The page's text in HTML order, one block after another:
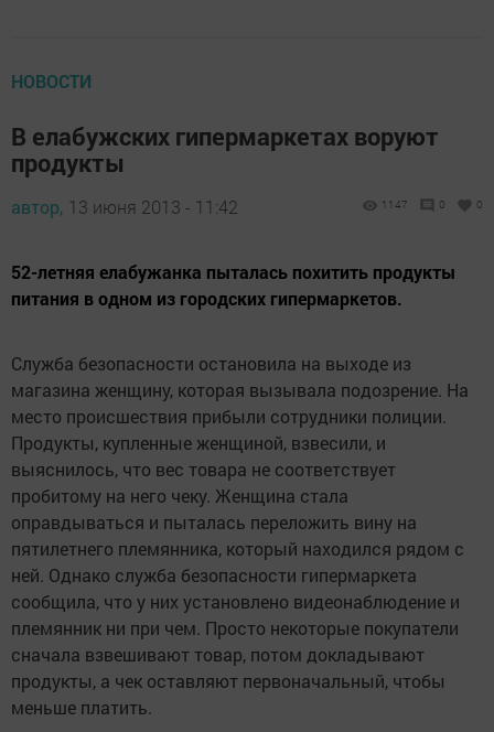
НОВОСТИ
В елабужских гипермаркетах воруют
продукты
автор, 13 июня 2013 - 11:42 1147 0 0
52-летняя елабужанка пыталась похитить продукты
питания в одном из городских гипермаркетов.
Служба безопасности остановила на выходе из
магазина женщину, которая вызывала подозрение. На
место происшествия прибыли сотрудники полиции.
Продукты, купленные женщиной, взвесили, и
выяснилось, что вес товара не соответствует
пробитому на него чеку. Женщина стала
оправдываться и пыталась переложить вину на
пятилетнего племянника, который находился рядом с
ней. Однако служба безопасности гипермаркета
сообщила, что у них установлено видеонаблюдение и
племянник ни при чем. Просто некоторые покупатели
сначала взвешивают товар, потом докладывают
продукты, а чек оставляют первоначальный, чтобы
меньше платить.